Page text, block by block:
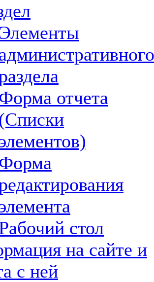
Элементы
отчета
стол
на сайте и
с ней